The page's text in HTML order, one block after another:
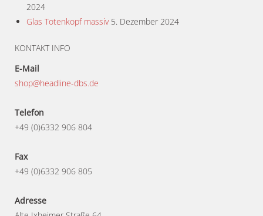
2024
Glas Totenkopf massiv 5. Dezember 2024
KONTAKT INFO
E-Mail
shop@headline-dbs.de
Telefon
+49 (0)6332 906 804
Fax
+49 (0)6332 906 805
Adresse